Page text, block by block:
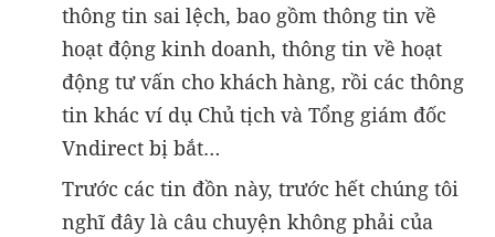
thông tin sai lệch, bao gồm thông tin về
hoạt động kinh doanh, thông tin về hoạt
động tư vấn cho khách hàng, rồi các thông
tin khác ví dụ Chủ tịch và Tổng giám đốc
Vndirect bị bắt…
Trước các tin đồn này, trước hết chúng tôi
nghĩ đây là câu chuyện không phải của